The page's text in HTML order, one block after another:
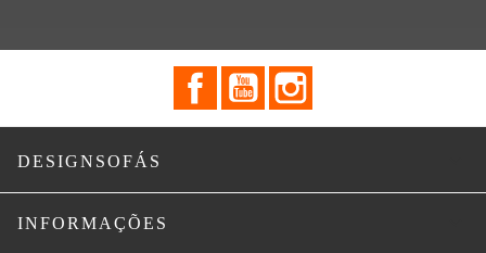
FacebookYouTube
DESIGNSOFÁS
INFORMAÇÕES